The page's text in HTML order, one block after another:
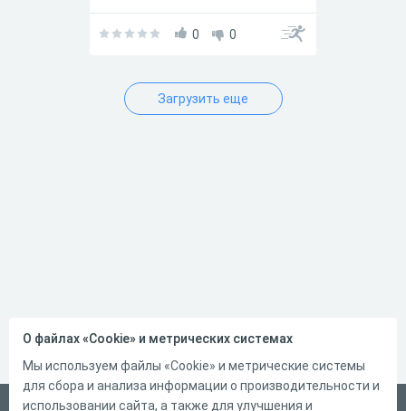
0
0
Загрузить еще
О файлах «Cookie» и метрических системах
Мы используем файлы «Cookie» и метрические системы
для сбора и анализа информации о производительности и
использовании сайта, а также для улучшения и